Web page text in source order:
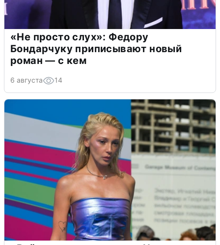
«Не просто слух»: Федору
Бондарчуку приписывают новый
роман — с кем
6 августа 14